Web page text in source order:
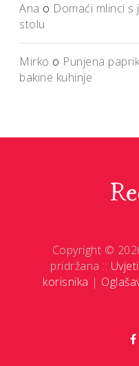
Ana o Domaći mlinci s
stolu
Mirko o Punjena
bakine kuhinje
Copyright ©
pridržana ::
korisnika |